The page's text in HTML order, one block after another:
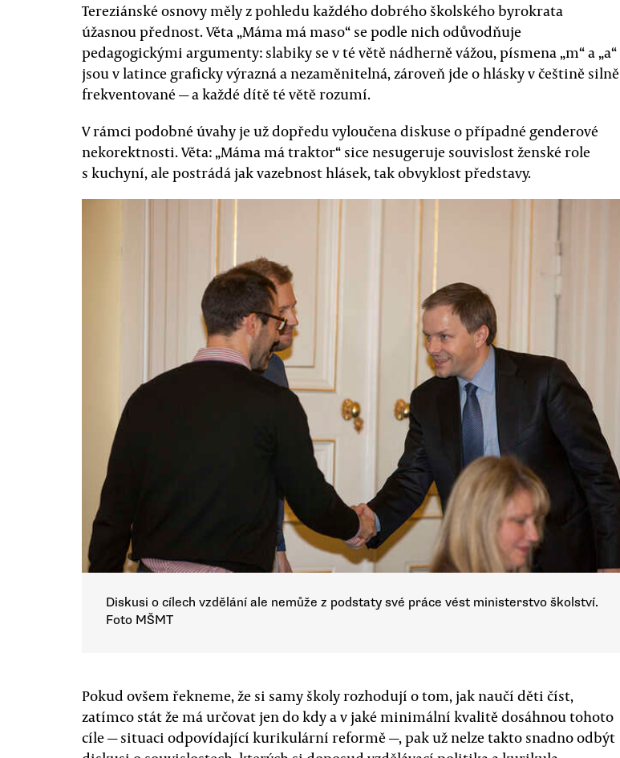
Tereziánské osnovy měly z pohledu každého dobrého školského byrokrata
úžasnou přednost. Věta „Máma má maso“ se podle nich odůvodňuje
pedagogickými argumenty: slabiky se v té větě nádherně vážou, písmena „m“ a „a“
jsou v latince graficky výrazná a nezaměnitelná, zároveň jde o hlásky v češtině silně
frekventované — a každé dítě té větě rozumí.
V rámci podobné úvahy je už dopředu vyloučena diskuse o případné genderové
nekorektnosti. Věta: „Máma má traktor“ sice nesugeruje souvislost ženské role
s kuchyní, ale postrádá jak vazebnost hlásek, tak obvyklost představy.
Diskusi o cílech vzdělání ale nemůže z podstaty své práce vést ministerstvo školství.
Foto MŠMT
Pokud ovšem řekneme, že si samy školy rozhodují o tom, jak naučí děti číst,
zatímco stát že má určovat jen do kdy a v jaké minimální kvalitě dosáhnou tohoto
cíle — situaci odpovídající kurikulární reformě —, pak už nelze takto snadno odbýt